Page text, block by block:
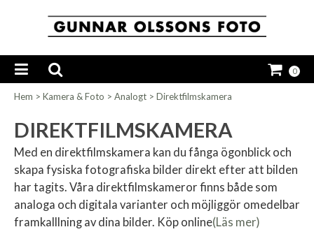
0
Hem > Kamera & Foto > Analogt > Direktfilmskamera
DIREKTFILMSKAMERA
Med en direktfilmskamera kan du fånga ögonblick och
skapa fysiska fotografiska bilder direkt efter att bilden
har tagits. Våra direktfilmskameror finns både som
analoga och digitala varianter och möjliggör omedelbar
framkalllning av dina bilder. Köp online(Läs mer)